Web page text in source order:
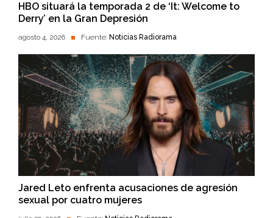
HBO situará la temporada 2 de ‘It: Welcome to
Derry’ en la Gran Depresión
agosto 4, 2026 Fuente: Noticias Radiorama
Jared Leto enfrenta acusaciones de agresión
sexual por cuatro mujeres